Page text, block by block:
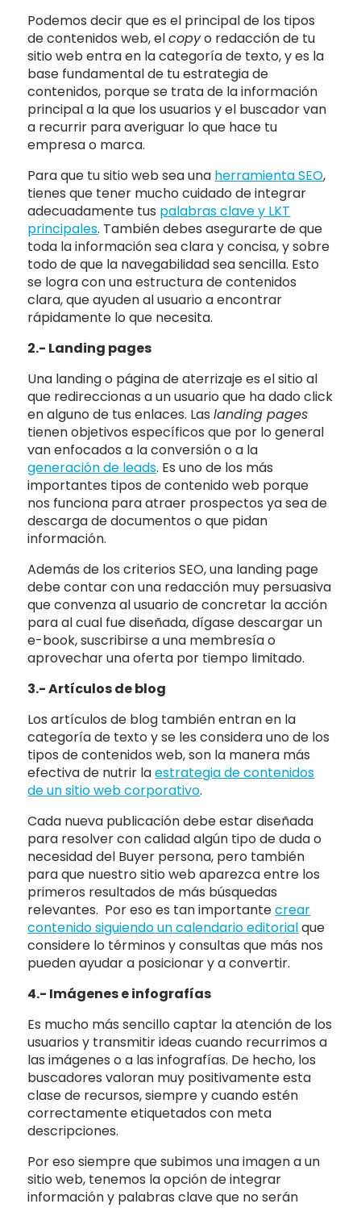
Podemos decir que es el principal de los tipos
de contenidos web, elcopyo redacción de tu
sitio web entra en la categoría de texto, y es la
base fundamental de tu estrategia de
contenidos, porque se trata de la información
principal a la que los usuarios y el buscador van
a recurrir para averiguar lo que hace tu
empresa o marca.
Para que tu sitio web sea una herramienta SEO,
tienes que tener mucho cuidado de integrar
adecuadamente tus palabras clave y LKT
principales. También debes asegurarte de que
toda la información sea clara y concisa, y sobre
todo de que la navegabilidad sea sencilla. Esto
se logra con una estructura de contenidos
clara, que ayuden al usuario a encontrar
rápidamente lo que necesita.
2.- Landing pages
Una landing o página de aterrizaje es el sitio al
que redireccionas a un usuario que ha dado click
en alguno de tus enlaces. Laslanding pages
tienen objetivos específicos que por lo general
van enfocados a la conversión o a la
generación de leads. Es uno de los más
importantes tipos de contenido web porque
nos funciona para atraer prospectos ya sea de
descarga de documentos o que pidan
información.
Además de los criterios SEO, una landing page
debe contar con una redacción muy persuasiva
que convenza al usuario de concretar la acción
para al cual fue diseñada, dígase descargar un
e-book, suscribirse a una membresía o
aprovechar una oferta por tiempo limitado.
3.- Artículos de blog
Los artículos de blog también entran en la
categoría de texto y se les considera uno de los
tipos de contenidos web, son la manera más
efectiva de nutrir laestrategia de contenidos
de un sitio web corporativo.
Cada nueva publicación debe estar diseñada
para resolver con calidad algún tipo de duda o
necesidad del Buyer persona, pero también
para que nuestro sitio web aparezca entre los
primeros resultados de más búsquedas
relevantes. Por eso es tan importantecrear
contenido siguiendo un calendario editorialque
considere lo términos y consultas que más nos
pueden ayudar a posicionar y a convertir.
4.- Imágenes e infografías
Es mucho más sencillo captar la atención de los
usuarios y transmitir ideas cuando recurrimos a
las imágenes o a las infografías. De hecho, los
buscadores valoran muy positivamente esta
clase de recursos, siempre y cuando estén
correctamente etiquetados con meta
descripciones.
Por eso siempre que subimos una imagen a un
sitio web, tenemos la opción de integrar
información y palabras clave que no serán